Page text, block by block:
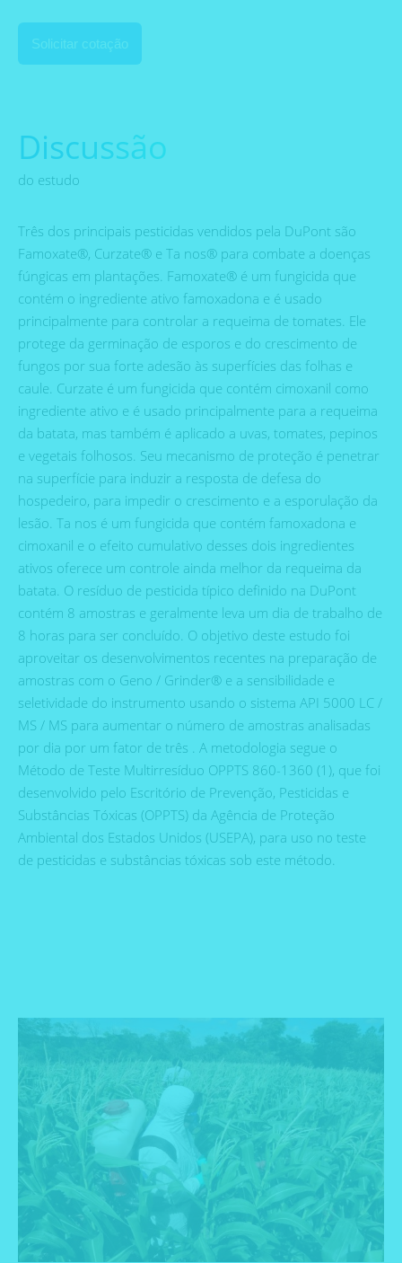
Solicitar cotação
Discussão
do estudo
Três dos principais pesticidas vendidos pela DuPont são
Famoxate®, Curzate® e Ta nos® para combate a doenças
fúngicas em plantações. Famoxate® é um fungicida que
contém o ingrediente ativo famoxadona e é usado
principalmente para controlar a requeima de tomates. Ele
protege da germinação de esporos e do crescimento de
fungos por sua forte adesão às superfícies das folhas e
caule. Curzate é um fungicida que contém cimoxanil como
ingrediente ativo e é usado principalmente para a requeima
da batata, mas também é aplicado a uvas, tomates, pepinos
e vegetais folhosos. Seu mecanismo de proteção é penetrar
na superfície para induzir a resposta de defesa do
hospedeiro, para impedir o crescimento e a esporulação da
lesão. Ta nos é um fungicida que contém famoxadona e
cimoxanil e o efeito cumulativo desses dois ingredientes
ativos oferece um controle ainda melhor da requeima da
batata. O resíduo de pesticida típico definido na DuPont
contém 8 amostras e geralmente leva um dia de trabalho de
8 horas para ser concluído. O objetivo deste estudo foi
aproveitar os desenvolvimentos recentes na preparação de
amostras com o Geno / Grinder® e a sensibilidade e
seletividade do instrumento usando o sistema API 5000 LC /
MS / MS para aumentar o número de amostras analisadas
por dia por um fator de três . A metodologia segue o
Método de Teste Multirresíduo OPPTS 860-1360 (1), que foi
desenvolvido pelo Escritório de Prevenção, Pesticidas e
Substâncias Tóxicas (OPPTS) da Agência de Proteção
Ambiental dos Estados Unidos (USEPA), para uso no teste
de pesticidas e substâncias tóxicas sob este método.